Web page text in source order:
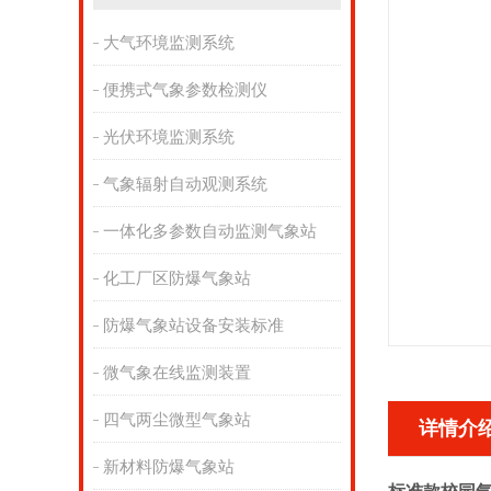
大气环境监测系统
便携式气象参数检测仪
光伏环境监测系统
气象辐射自动观测系统
一体化多参数自动监测气象站
化工厂区防爆气象站
防爆气象站设备安装标准
微气象在线监测装置
四气两尘微型气象站
新材料防爆气象站
详情介